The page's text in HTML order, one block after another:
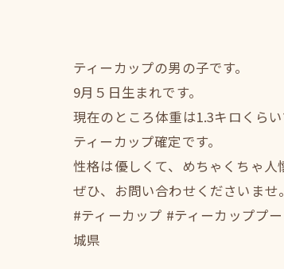
ティーカップの男の子です。
9月５日生まれです。
現在のところ体重は1.3キロくらい
ティーカップ確定です。
性格は優しくて、めちゃくちゃ人
ぜひ、お問い合わせくださいませ。
#ティーカップ #ティーカップ
城県